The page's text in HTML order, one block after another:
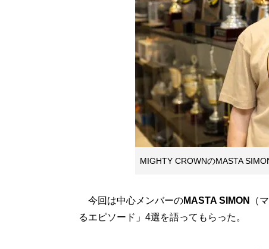
MIGHTY CROWNのMASTA
今回は中心メンバーのMASTA SIMON
（
るエピソード」4選を語ってもらった。